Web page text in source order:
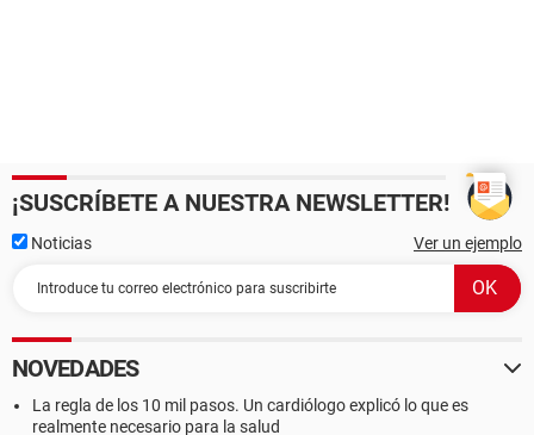
¡SUSCRÍBETE A NUESTRA NEWSLETTER!
Noticias Ver un ejemplo
NOVEDADES
La regla de los 10 mil pasos. Un cardiólogo explicó lo que es
realmente necesario para la salud